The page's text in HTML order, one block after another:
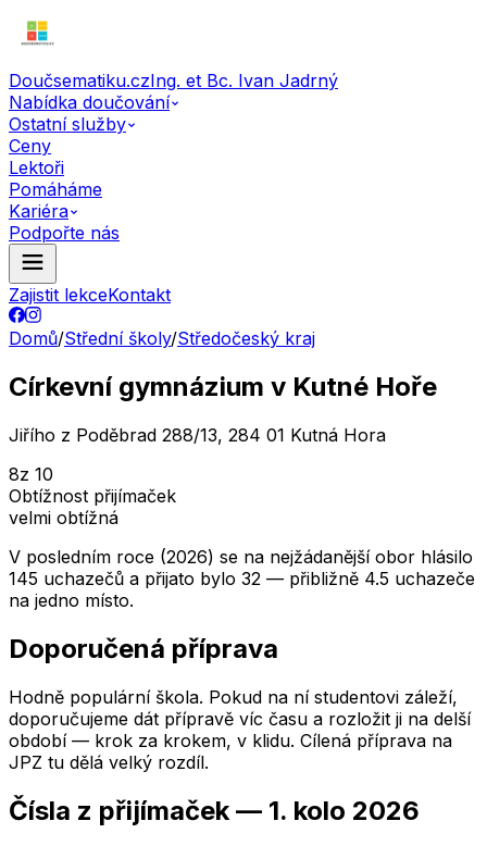
Doučsematiku.czIng. et Bc. Ivan Jadrný
Nabídka doučování
Ostatní služby
Ceny
Lektoři
Pomáháme
Kariéra
Podpořte nás
Zajistit lekceKontakt
Domů/Střední školy/Středočeský kraj
Církevní gymnázium v Kutné Hoře
Jiřího z Poděbrad 288/13, 284 01 Kutná Hora
8z 10
Obtížnost přijímaček
velmi obtížná
V posledním roce (2026) se na nejžádanější obor hlásilo
145 uchazečů a přijato bylo 32 — přibližně 4.5 uchazeče
na jedno místo.
Doporučená příprava
Hodně populární škola. Pokud na ní studentovi záleží,
doporučujeme dát přípravě víc času a rozložit ji na delší
období — krok za krokem, v klidu. Cílená příprava na
JPZ tu dělá velký rozdíl.
Čísla z přijímaček — 1. kolo 2026